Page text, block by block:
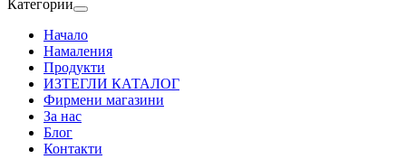
Категории
Начало
Намаления
Продукти
ИЗТЕГЛИ КАТАЛОГ
Фирмени магазини
За нас
Блог
Контакти